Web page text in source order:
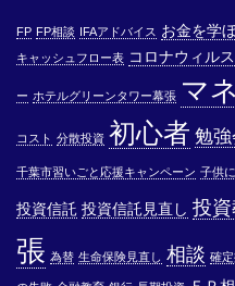
FP FP相談 IFAアドバイス お金を学
キャッシュフロー表 コロナウィルス
ー ホテルグリーンタワー幕張 マ
コスト 分散投資 初心者 勉強
千葉市習いごと応援キャンペーン 子供
投資信託 投資信託見直し 投
張 為替 生命保険見直し 相談 確